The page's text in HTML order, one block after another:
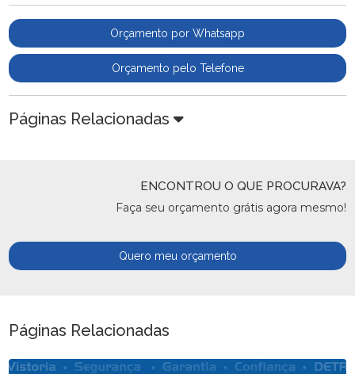
Orçamento por Whatsapp
Orçamento pelo Telefone
Páginas Relacionadas
ENCONTROU O QUE PROCURAVA?
Faça seu orçamento grátis agora mesmo!
Quero meu orçamento
Páginas Relacionadas